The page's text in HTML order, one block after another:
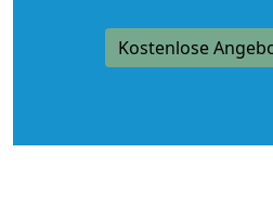
Kostenlose